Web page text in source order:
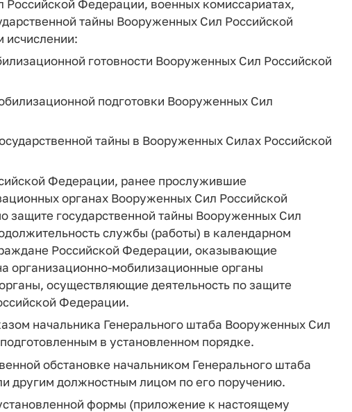
Федерации, военных комиссариатах,
тайны Вооруженных Сил Российской
исчислении:
готовности Вооруженных Сил Российской
подготовки Вооруженных Сил
тайны в Вооруженных Силах Российской
Федерации, ранее прослужившие
органах Вооруженных Сил Российской
защите государственной тайны Вооруженных Сил
службы (работы) в календарном
Российской Федерации, оказывающие
организационно-мобилизационные органы
осуществляющие деятельность по защите
Федерации.
начальника Генерального штаба Вооруженных Сил
в установленном порядке.
обстановке начальником Генерального штаба
другим должностным лицом по его поручению.
формы (приложение к настоящему